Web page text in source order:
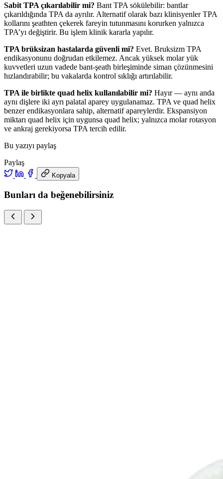
Sabit TPA çıkarılabilir mi? Bant TPA sökülebilir: bantlar
çıkarıldığında TPA da ayrılır. Alternatif olarak bazı klinisyenler TPA
kollarını şeathten çekerek fareyin tutunmasını korurken yalnızca
TPA’yı değiştirir. Bu işlem klinik kararla yapılır.
TPA brüksizan hastalarda güvenli mi? Evet. Bruksizm TPA
endikasyonunu doğrudan etkilemez. Ancak yüksek molar yük
kuvvetleri uzun vadede bant-şeath birleşiminde siman çözünmesini
hızlandırabilir; bu vakalarda kontrol sıklığı artırılabilir.
TPA ile birlikte quad helix kullanılabilir mi? Hayır — aynı anda
aynı dişlere iki ayrı palatal aparey uygulanamaz. TPA ve quad helix
benzer endikasyonlara sahip, alternatif apareylerdir. Ekspansiyon
miktarı quad helix için uygunsa quad helix; yalnızca molar rotasyon
ve ankraj gerekiyorsa TPA tercih edilir.
Bu yazıyı paylaş
Paylaş
Kopyala
Bunları da beğenebilirsiniz